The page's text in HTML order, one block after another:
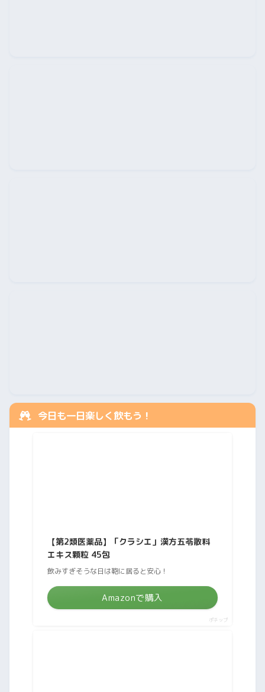
今日も一日楽しく飲もう！
【第2類医薬品】「クラシエ」漢方五苓散料
エキス顆粒 45包
飲みすぎそうな日は鞄に居ると安心！
Amazonで購入
ポチップ